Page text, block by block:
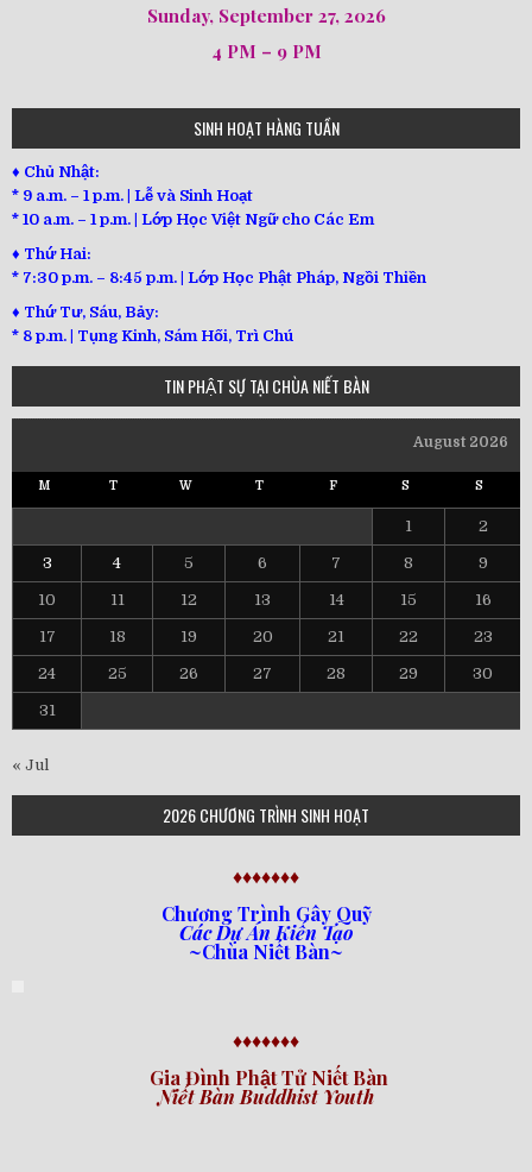
Sunday, September 27, 2026
4 PM – 9 PM
SINH HOẠT HÀNG TUẦN
♦ Chủ Nhật:
* 9 a.m. – 1 p.m. | Lễ và Sinh Hoạt
* 10 a.m. – 1 p.m. | Lớp Học Việt Ngữ cho Các Em
♦ Thứ Hai:
* 7:30 p.m. – 8:45 p.m. | Lớp Học Phật Pháp, Ngồi Thiền
♦ Thứ Tư, Sáu, Bảy:
* 8 p.m. | Tụng Kinh, Sám Hối, Trì Chú
TIN PHẬT SỰ TẠI CHÙA NIẾT BÀN
August 2026
M T W T F S S
1 2
3 4 5 6 7 8 9
10 11 12 13 14 15 16
17 18 19 20 21 22 23
24 25 26 27 28 29 30
31
« Jul
2026 CHƯƠNG TRÌNH SINH HOẠT
♦♦♦♦♦♦♦
Chương Trình Gây Quỹ
Các Dự Án Kiến Tạo
~Chùa Niết Bàn~
♦♦♦♦♦♦♦
Gia Đình Phật Tử Niết Bàn
Niết Bàn Buddhist Youth